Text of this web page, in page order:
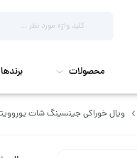
محصولات برندها
ویال خوراکی جینسینگ شات یوروویتال 6